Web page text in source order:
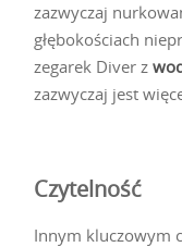
zazwyczaj
głębokościach
zegarek Diver z
zazwyczaj jest
Czytelność
Innym kluczowym